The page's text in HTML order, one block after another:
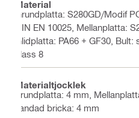
Material
Grundplatta: S280GD/Modif
DIN EN 10025, Mellanplatta:
Glidplatta: PA66 + GF30,
klass 8
Materialtjocklek
grundplatta: 4 mm,
Tandad bricka: 4 mm